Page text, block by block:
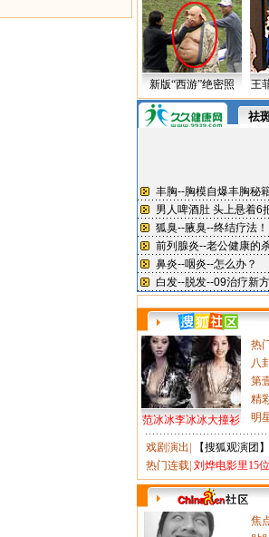
新版“西游”绝密照 王
范冰冰李冰冰大撞衫
热
八
第
精
明
戏剧演出
【搜狐观演团
热门连载 刘烨电影里15
焦